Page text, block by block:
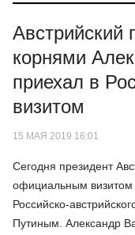
Австрийский
корнями
приехал в
визитом
15 МАЯ 2019 16:01
Сегодня президент
официальным
Российско-
Путиным. Александр